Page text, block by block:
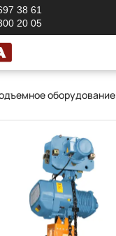
38 61
20 05
оборудование